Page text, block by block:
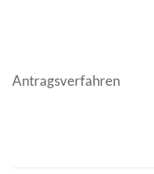
Antragsverfahren